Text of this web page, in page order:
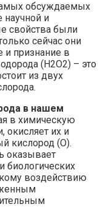
обсуждаемых
и
свойства были
сейчас они
и признание в
(H2O2) – это
из двух
в нашем
в химическую
окисляет их и
кислород (О).
оказывает
биологических
воздействию